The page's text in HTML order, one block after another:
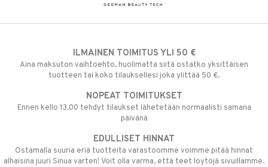
ILMAINEN TOIMITUS YLI 50 €
Aina maksuton vaihtoehto, huolimatta siitä ostatko yksittäisen
tuotteen tai koko tilauksellesi joka ylittää 50 €.
NOPEAT TOIMITUKSET
Ennen kello 13.00 tehdyt tilaukset lähetetään normaalisti samana
päivänä
EDULLISET HINNAT
Ostamalla suuria eriä tuotteita varastoomme voimme pitää hinnat
alhaisina juuri Sinua varten! Voit olla varma, että teet löytöjä sivuillamme.